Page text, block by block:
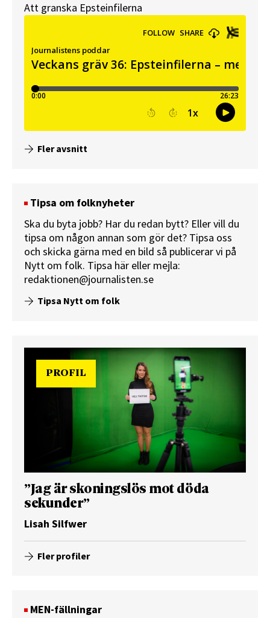
Att granska Epsteinfilerna
Fler avsnitt
Tipsa om folknyheter
Ska du byta jobb? Har du redan bytt? Eller vill du
tipsa om någon annan som gör det? Tipsa oss
och skicka gärna med en bild så publicerar vi på
Nytt om folk. Tipsa här eller mejla:
redaktionen@journalisten.se
Tipsa Nytt om folk
PROFIL
”Jag är skoningslös mot döda
sekunder”
Lisah Silfwer
Fler profiler
MEN-fällningar